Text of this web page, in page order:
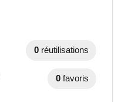
0 réutilisations
0 favoris